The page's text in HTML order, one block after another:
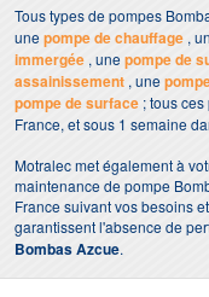
Tous types de pompes
unepompe de chauffage ,
immergée , unepompe de
assainissement , une
pompe de surface ; tous
France, et sous 1 semaine
Motralec met également à
maintenance de pompe
France suivant vos besoins
garantissent l'absence de
Bombas Azcue.